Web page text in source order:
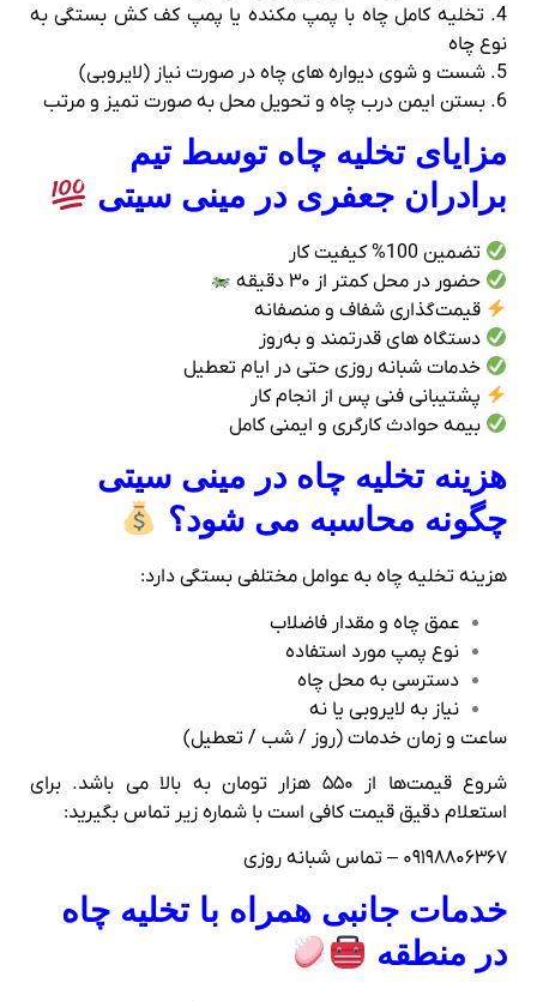
4. تخلیه کامل چاه با پمپ مکنده یا پمپ کف‌ کش بستگی به
نوع چاه
5. شست‌ و شوی دیواره‌ های چاه در صورت نیاز (لایروبی)
6. بستن ایمن درب چاه و تحویل محل به‌ صورت تمیز و مرتب
مزایای تخلیه چاه توسط تیم
برادران جعفری در مینی سیتی
تضمین 100% کیفیت کار
حضور در محل کمتر از ۳۰ دقیقه
قیمت‌گذاری شفاف و منصفانه
دستگاه‌ های قدرتمند و به‌روز
خدمات شبانه‌ روزی حتی در ایام تعطیل
پشتیبانی فنی پس از انجام کار
بیمه حوادث کارگری و ایمنی کامل
هزینه تخلیه چاه در مینی سیتی
چگونه محاسبه می‌ شود؟
هزینه تخلیه چاه به عوامل مختلفی بستگی دارد:
عمق چاه و مقدار فاضلاب
نوع پمپ مورد استفاده
دسترسی به محل چاه
نیاز به لایروبی یا نه
ساعت و زمان خدمات (روز / شب / تعطیل)
شروع قیمت‌ها از ۵۵۰ هزار تومان به بالا می‌ باشد. برای
استعلام دقیق قیمت کافی‌ است با شماره زیر تماس بگیرید:
۰۹۱۹۸۸۰۶۳۶۷ – تماس شبانه‌ روزی
خدمات جانبی همراه با تخلیه چاه
در منطقه